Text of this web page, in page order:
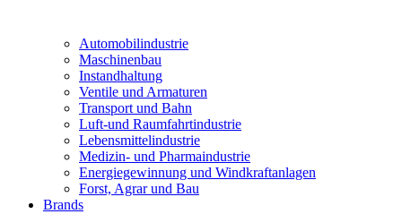
Automobilindustrie
Maschinenbau
Instandhaltung
Ventile und Armaturen
Transport und Bahn
Luft-und Raumfahrtindustrie
Lebensmittelindustrie
Medizin- und Pharmaindustrie
Energiegewinnung und Windkraftanlagen
Forst, Agrar und Bau
Brands